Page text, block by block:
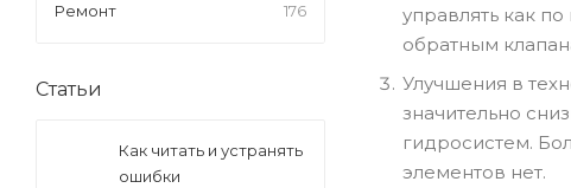
управлять как
обратным
Улучшения в
значительно
гидросистем.
элементов нет.
Ремонт 176
Статьи
Как читать и устранять
ошибки